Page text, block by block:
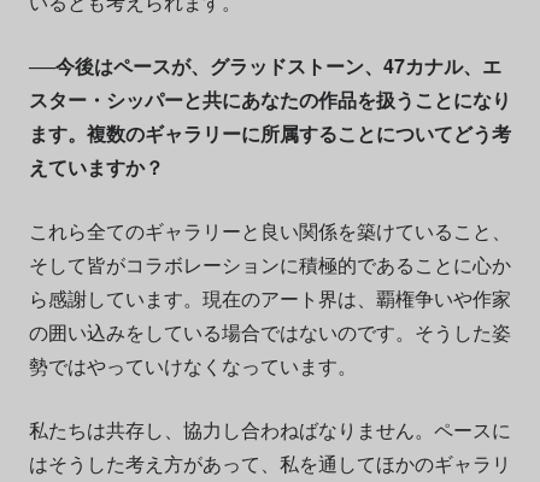
──今後はペースが、グラッドストーン、47カナル、エ
スター・シッパーと共にあなたの作品を扱うことになり
ます。複数のギャラリーに所属することについてどう考
えていますか？
これら全てのギャラリーと良い関係を築けていること、
そして皆がコラボレーションに積極的であることに心か
ら感謝しています。現在のアート界は、覇権争いや作家
の囲い込みをしている場合ではないのです。そうした姿
勢ではやっていけなくなっています。
私たちは共存し、協力し合わねばなりません。ペースに
はそうした考え方があって、私を通してほかのギャラリ